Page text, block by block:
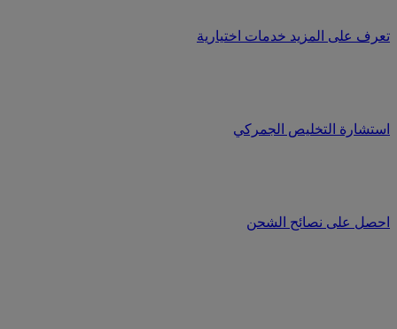
تعرف على المزيد خدمات اختيارية
استشارة التخليص الجمركي
احصل على نصائح الشحن